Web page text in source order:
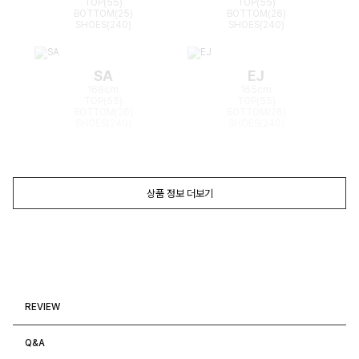
BOTTOM(25)
BOTTOM(26)
SA EJ
상품 정보 더보기
REVIEW
Q&A